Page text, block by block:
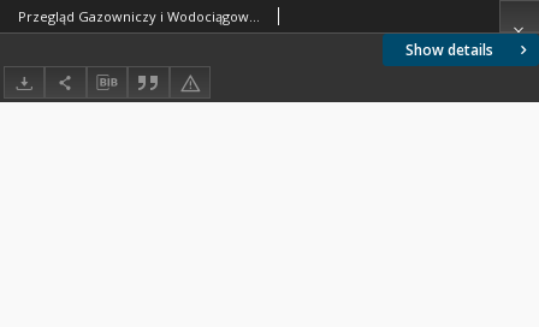
Show details
Przegląd Gazowniczy i Wodociągowy 1923 nr 10